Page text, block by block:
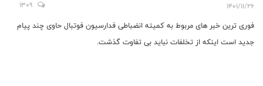
1401/11/26
1309
فوری ترین خبر های مربوط به کمیته انضباطی فدارسیون فوتبال حاوی چند پیام
جدید است اینکه از تخلفات نباید بی تفاوت گذشت.